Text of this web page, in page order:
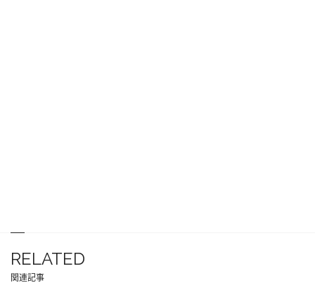
RELATED
関連記事